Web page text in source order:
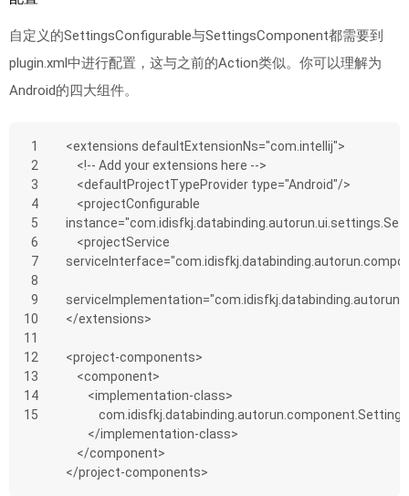
自定义的SettingsConfigurable与SettingsComponent都需要到
plugin.xml中进行配置，这与之前的Action类似。你可以理解为
Android的四大组件。
1
2
3
4
5
6
7
8
9
10
11
12
13
14
15
<extensions defaultExtensionNs="com.intellij">
    <!-- Add your extensions here -->
    <defaultProjectTypeProvider type="Android"/>
</extensions>
<project-components>
    <component>
        <implementation-class>
        </implementation-class>
    </component>
</project-components>